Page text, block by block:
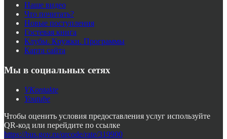
Наше видео
Что почитать?
Новые поступления
Гостевая книга
Клубы. Кружки. Программы
Карта сайта
Мы в социальных сетях
VKontakte
Youtube
Чтобы оценить условия предоставления услуг используйте
QR-код или перейдите по ссылке
https://bus.gov.ru/qrcode/rate/319900